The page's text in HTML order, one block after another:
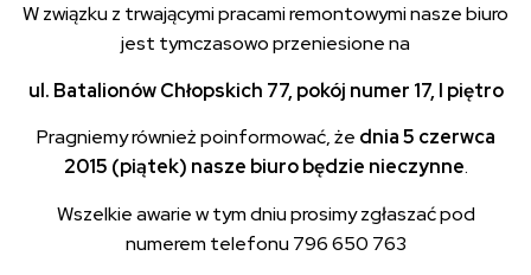
W związku z trwającymi pracami remontowymi nasze biuro
jest tymczasowo przeniesione na
ul. Batalionów Chłopskich 77, pokój numer 17, I piętro
Pragniemy również poinformować, że dnia 5 czerwca
2015 (piątek) nasze biuro będzie nieczynne.
Wszelkie awarie w tym dniu prosimy zgłaszać pod
numerem telefonu 796 650 763